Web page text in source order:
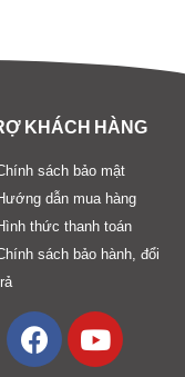
KHÁCH HÀNG
sách bảo mật
dẫn mua hàng
thức thanh toán
sách bảo hành, đổi